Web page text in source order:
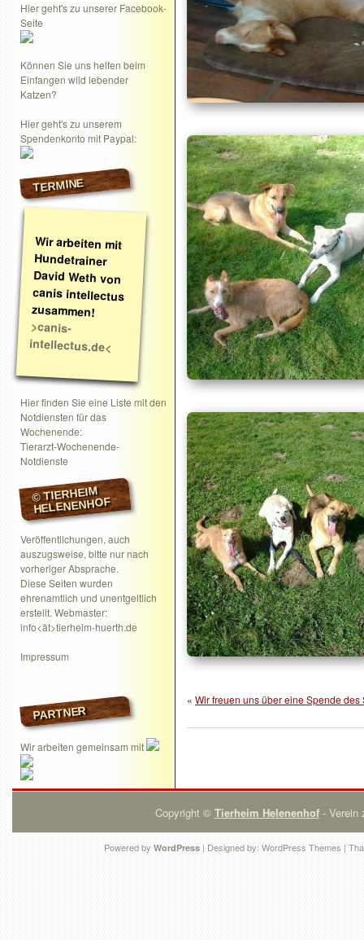
Hier geht's zu unserer Facebook-
Seite
Können Sie uns helfen beim
Einfangen wild lebender
Katzen?
Hier geht's zu unserem
Spendenkonto mit Paypal:
TERMINE
Wir arbeiten mit
Hundetrainer
David Weth von
canis intellectus
zusammen!
>canis-
intellectus.de<
Hier finden Sie eine Liste mit den
Notdiensten für das
Wochenende:
Tierarzt-Wochenende-
Notdienste
© TIERHEIM
HELENENHOF
Veröffentlichungen, auch
auszugsweise, bitte nur nach
vorheriger Absprache.
Diese Seiten wurden
ehrenamtlich und unentgeltlich
erstellt. Webmaster:
info<ät>tierheim-huerth.de
Impressum
PARTNER
Wir arbeiten gemeinsam mit
« Wir freuen uns über eine Spende
Copyright © Tierheim Helenenhof- Verein
Powered by WordPress | Designed by: WordPress Themes |